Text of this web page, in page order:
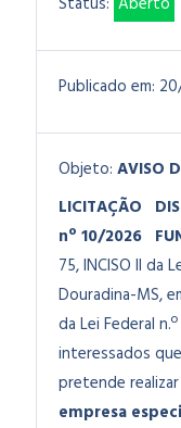
Publicado em:
Objeto: AVISO
LICITAÇÃO
nº 10/2026
75, INCISO II da
Douradina-MS,
da Lei Federal
interessados
pretende realizar
empresa